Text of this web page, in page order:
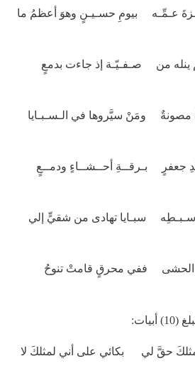
عـمِّـه بيومِ حسـيـنٍ وهوَ أعظمُ ما
من صـفـيّـة إذ جاءت بدمعٍ
ومَنْ سيَّروها في الـسـبـايا
جعفرٍ بـرقــةِ أحــشــاءٍ ودمــعٍ
سـبـطِه سبـايا تهادى من شقيٍّ إلي
الحشى ففي محرقٍ قامتْ تنوحُ
لمثلكَ حقَّ لي بكائي على أني لمثلكَ لا